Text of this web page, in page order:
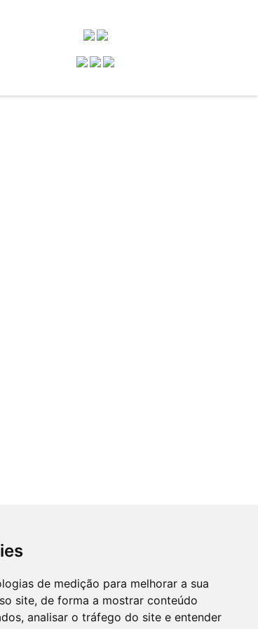
de medição para melhorar a sua
site, de forma a mostrar conteúdo
analisar o tráfego do site e entender